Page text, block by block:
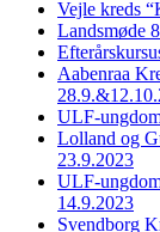
Vejle kreds
Landsmøde
Aabenraa
ULF-
Lolland og
23.9.2023
ULF-
14.9.2023
Svendborg